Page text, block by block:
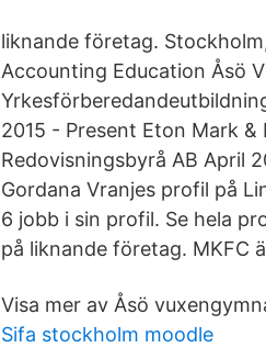
liknande företag.
Accounting Education Åsö
2015 - Present Eton Mark
Redovisningsbyrå AB April
Gordana Vranjes profil på
6 jobb i sin profil. Se hela
på liknande företag. MKFC
Visa mer av Åsö
Sifa stockholm moodle